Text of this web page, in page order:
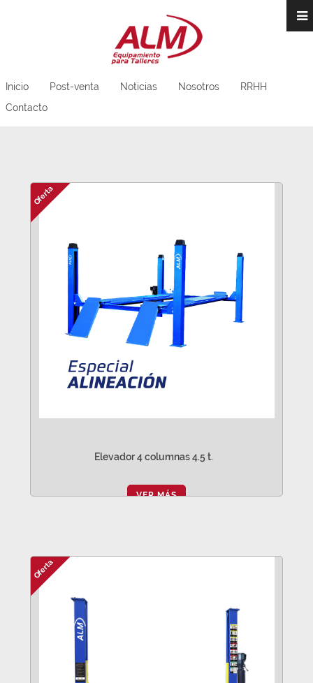
Inicio Post-venta Noticias Nosotros
RRHH
Contacto
Oferta
Elevador 4 columnas 4.5 t.
VER MÁS
Oferta